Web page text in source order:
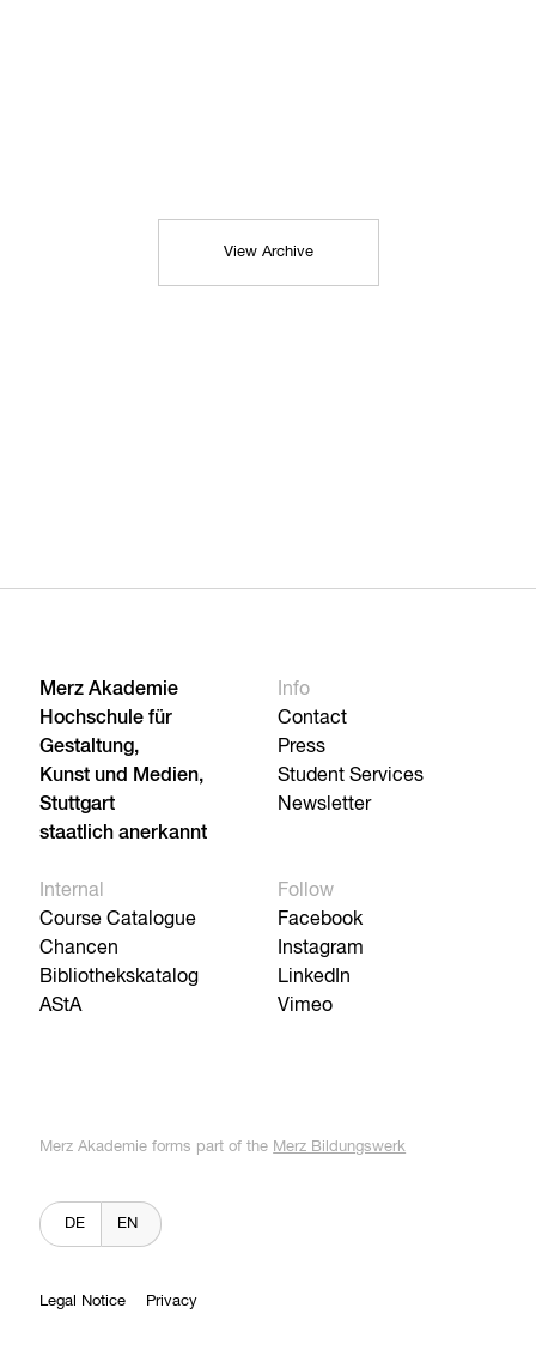
View Archive
Merz Akademie
Hochschule für
Gestaltung,
Kunst und Medien,
Stuttgart
staatlich anerkannt
Info
Contact
Press
Student Services
Newsletter
Internal
Course Catalogue
Chancen
Bibliothekskatalog
AStA
Follow
Facebook
Instagram
LinkedIn
Vimeo
Merz Akademie forms part of the Merz Bildungswerk
DE EN
Legal Notice Privacy